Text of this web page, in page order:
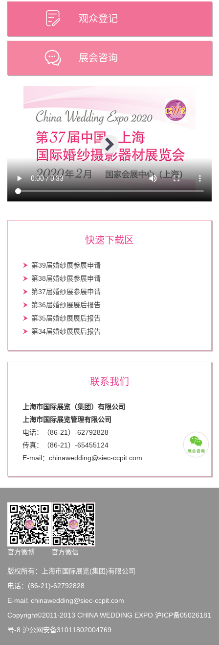
观众登记
展会咨询
快速下载区
第39届婚纱展参展申请
第38届婚纱展参展申请
第37届婚纱展参展申请
第36届婚纱展展后报告
第35届婚纱展展后报告
第34届婚纱展展后报告
联系我们
上海市国际展览（集团）有限公司
上海市国际展览管理有限公司
电话：（86-21）-62792828
传真：（86-21）-65455124
E-mail：chinawedding@siec-ccpit.com
官方微博 官方微信
版权所有：上海市国际展览(集团)有限公司
电话：(86-21)-62792828
E-mail: chinawedding@siec-ccpit.com
Copyright©2011-2013 CHINA WEDDING EXPO 沪ICP备05026181
号-8 沪公网安备31011802004769